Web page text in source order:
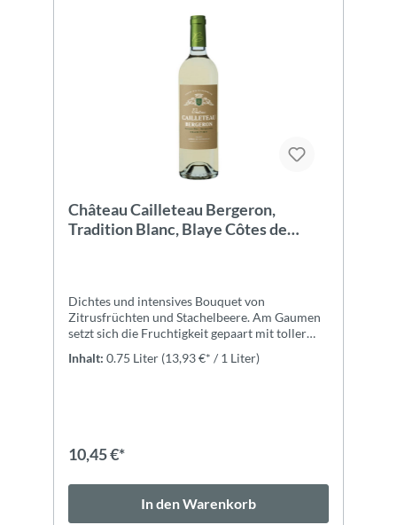
Château Cailleteau Bergeron,
Tradition Blanc, Blaye Côtes de
Dichtes und intensives Bouquet von
Zitrusfrüchten und Stachelbeere. Am Gaumen
setzt sich die Fruchtigkeit gepaart mit toller
Konservierungsmittel : Schwefeldioxid
Inhalt: 0.75 Liter (13,93 €* / 1 Liter)
10,45 €*
In den Warenkorb